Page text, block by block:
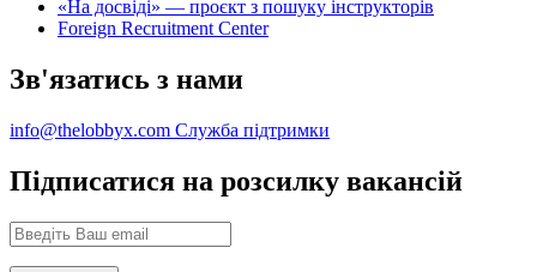
«На досвіді» — проєкт з пошуку інструкторів
Foreign Recruitment Center
Зв'язатись з нами
info@thelobbyx.com Служба підтримки
Підписатися на розсилку вакансій